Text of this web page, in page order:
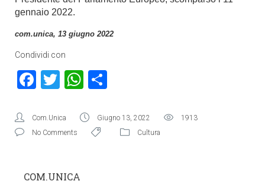
gennaio 2022.
com.unica, 13 giugno 2022
Condividi con
Facebook
TwitterWhatsApp
Com.Unica Giugno 13, 2022
1913
No Comments
Cultura
COM.UNICA